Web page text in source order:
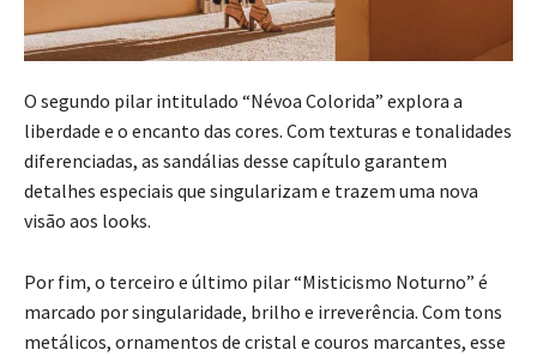
O segundo pilar intitulado “Névoa Colorida” explora a
liberdade e o encanto das cores. Com texturas e tonalidades
diferenciadas, as sandálias desse capítulo garantem
detalhes especiais que singularizam e trazem uma nova
visão aos looks.
Por fim, o terceiro e último pilar “Misticismo Noturno” é
marcado por singularidade, brilho e irreverência. Com tons
metálicos, ornamentos de cristal e couros marcantes, esse